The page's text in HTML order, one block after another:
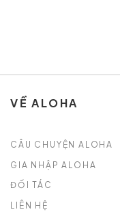
VỀ ALOHA
CÂU CHUYỆN ALOHA
GIA NHẬP ALOHA
ĐỐI TÁC
LIÊN HỆ